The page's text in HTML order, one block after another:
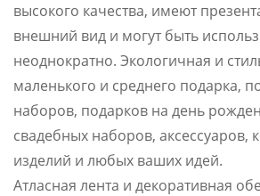
высокого качества, имеют
внешний вид и могут быть
неоднократно. Экологичная и
маленького и среднего подарка,
наборов, подарков на день
свадебных наборов, аксессуаров,
изделий и любых ваших идей.
Атласная лента и декоративная